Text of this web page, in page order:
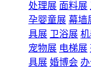
处理展 面料展
孕婴童展 幕墙
具展 卫浴展
宠物展 电梯展
具展 婚博会